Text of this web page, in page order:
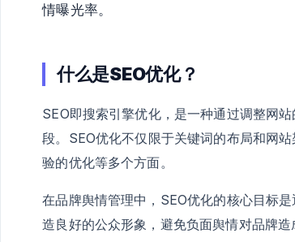
情曝光率。
什么是SEO优化？
SEO即搜索引擎优化，是一种通过调整网
段。SEO优化不仅限于关键词的布局和网
验的优化等多个方面。
在品牌舆情管理中，SEO优化的核心目标
造良好的公众形象，避免负面舆情对品牌造